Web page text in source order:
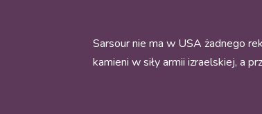
Sarsour nie ma w USA żadnego
kamieni w siły armii izraelskiej, a